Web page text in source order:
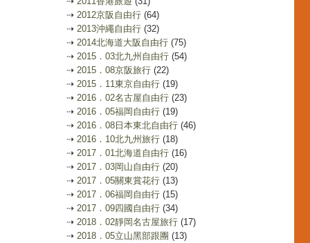
⇢ 2012京阪自由行 (64)
⇢ 2013沖繩自由行 (32)
⇢ 2014北海道大阪自由行 (75)
⇢ 2015．03北九州自由行 (54)
⇢ 2015．08京阪旅行 (22)
⇢ 2015．11東京自由行 (19)
⇢ 2016．02名古屋自由行 (23)
⇢ 2016．05福岡自由行 (19)
⇢ 2016．08日本東北自由行 (46)
⇢ 2016．10北九州旅行 (18)
⇢ 2017．01北海道自由行 (16)
⇢ 2017．03岡山自由行 (20)
⇢ 2017．05關東賞花行 (13)
⇢ 2017．06福岡自由行 (15)
⇢ 2017．09四國自由行 (34)
⇢ 2018．02靜岡名古屋旅行 (17)
⇢ 2018．05立山黑部跟團 (13)